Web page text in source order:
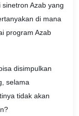
Azab yang
di mana
program Azab
disimpulkan
selama
tidak akan